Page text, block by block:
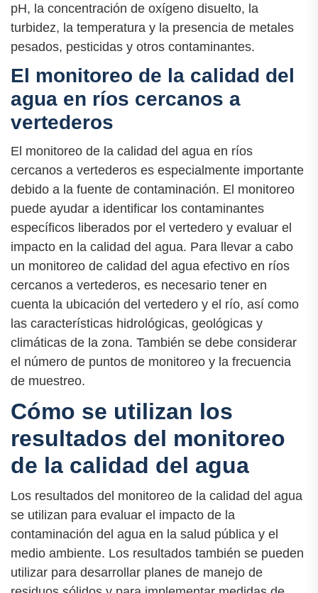
pH, la concentración de oxígeno disuelto, la
turbidez, la temperatura y la presencia de metales
pesados, pesticidas y otros contaminantes.
El monitoreo de la calidad del
agua en ríos cercanos a
vertederos
El monitoreo de la calidad del agua en ríos
cercanos a vertederos es especialmente importante
debido a la fuente de contaminación. El monitoreo
puede ayudar a identificar los contaminantes
específicos liberados por el vertedero y evaluar el
impacto en la calidad del agua. Para llevar a cabo
un monitoreo de calidad del agua efectivo en ríos
cercanos a vertederos, es necesario tener en
cuenta la ubicación del vertedero y el río, así como
las características hidrológicas, geológicas y
climáticas de la zona. También se debe considerar
el número de puntos de monitoreo y la frecuencia
de muestreo.
Cómo se utilizan los
resultados del monitoreo
de la calidad del agua
Los resultados del monitoreo de la calidad del agua
se utilizan para evaluar el impacto de la
contaminación del agua en la salud pública y el
medio ambiente. Los resultados también se pueden
utilizar para desarrollar planes de manejo de